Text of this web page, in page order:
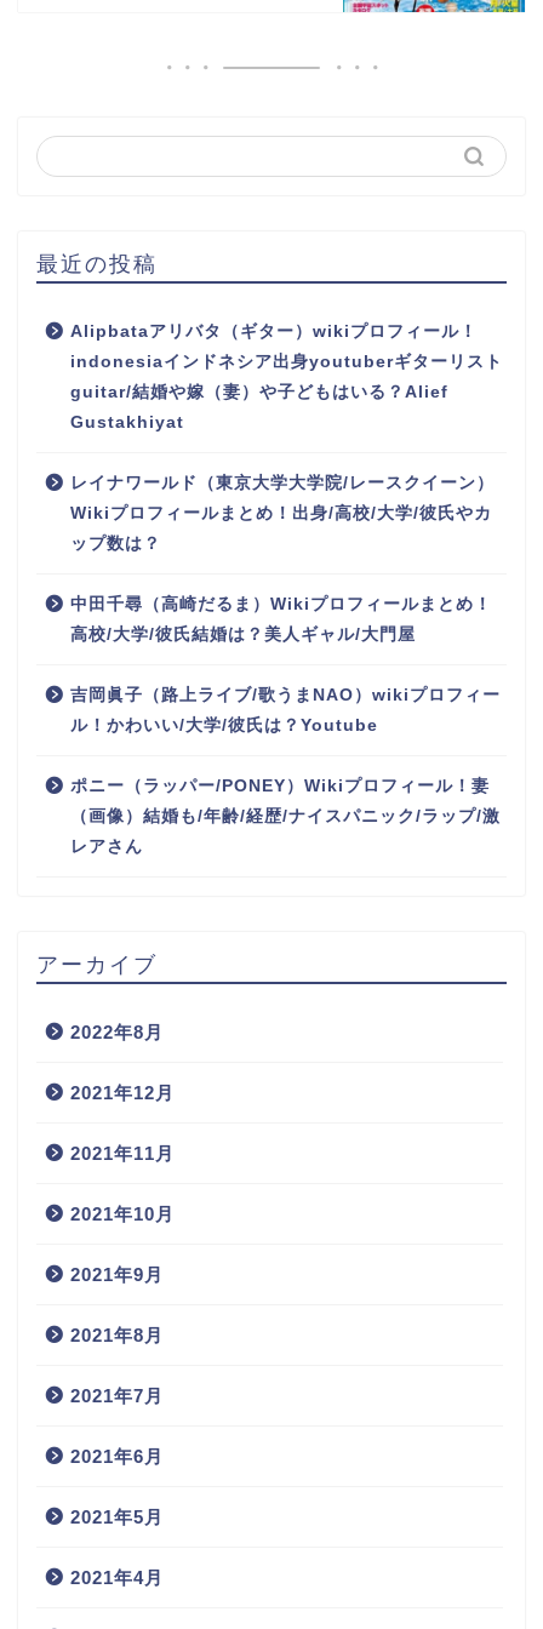
最近の投稿
Alipbataアリバタ（ギター）wikiプロフィール！
indonesiaインドネシア出身youtuberギターリスト
guitar/結婚や嫁（妻）や子どもはいる？Alief
Gustakhiyat
レイナワールド（東京大学大学院/レースクイーン）
Wikiプロフィールまとめ！出身/高校/大学/彼氏やカ
ップ数は？
中田千尋（高崎だるま）Wikiプロフィールまとめ！
高校/大学/彼氏結婚は？美人ギャル/大門屋
吉岡眞子（路上ライブ/歌うまNAO）wikiプロフィー
ル！かわいい/大学/彼氏は？Youtube
ポニー（ラッパー/PONEY）Wikiプロフィール！妻
（画像）結婚も/年齢/経歴/ナイスパニック/ラップ/激
レアさん
アーカイブ
2022年8月
2021年12月
2021年11月
2021年10月
2021年9月
2021年8月
2021年7月
2021年6月
2021年5月
2021年4月